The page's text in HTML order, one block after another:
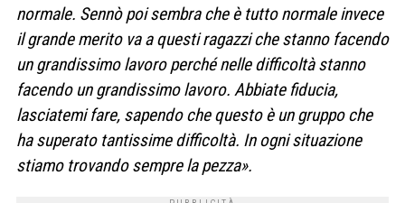
normale. Sennò poi sembra che è tutto normale invece
il grande merito va a questi ragazzi che stanno facendo
un grandissimo lavoro perché nelle difficoltà stanno
facendo un grandissimo lavoro. Abbiate fiducia,
lasciatemi fare, sapendo che questo è un gruppo che
ha superato tantissime difficoltà. In ogni situazione
stiamo trovando sempre la pezza».